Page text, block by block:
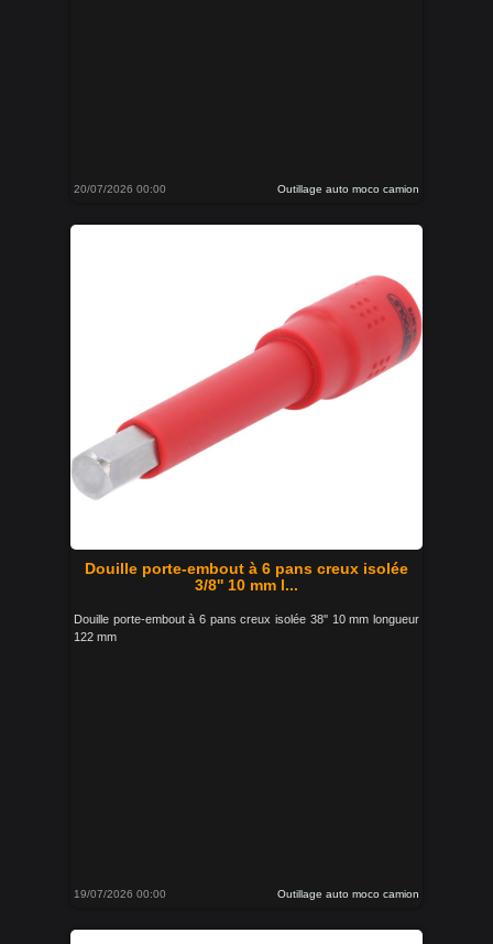
20/07/2026 00:00 Outillage auto moco camion
Douille porte-embout à 6 pans creux isolée
3/8'' 10 mm l...
Douille porte-embout à 6 pans creux isolée 38'' 10 mm longueur
122 mm
19/07/2026 00:00 Outillage auto moco camion